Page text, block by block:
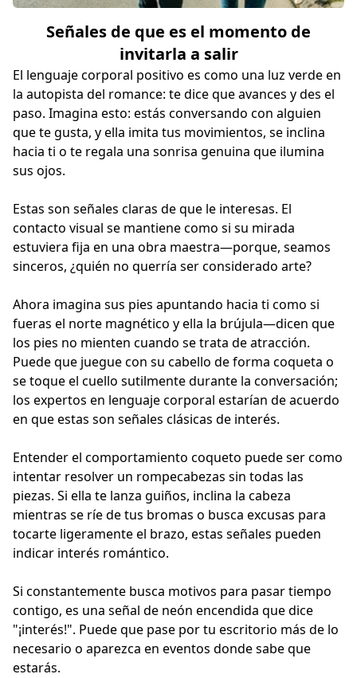
Señales de que es el momento de
invitarla a salir
El lenguaje corporal positivo es como una luz verde en
la autopista del romance: te dice que avances y des el
paso. Imagina esto: estás conversando con alguien
que te gusta, y ella imita tus movimientos, se inclina
hacia ti o te regala una sonrisa genuina que ilumina
sus ojos.
Estas son señales claras de que le interesas. El
contacto visual se mantiene como si su mirada
estuviera fija en una obra maestra—porque, seamos
sinceros, ¿quién no querría ser considerado arte?
Ahora imagina sus pies apuntando hacia ti como si
fueras el norte magnético y ella la brújula—dicen que
los pies no mienten cuando se trata de atracción.
Puede que juegue con su cabello de forma coqueta o
se toque el cuello sutilmente durante la conversación;
los expertos en lenguaje corporal estarían de acuerdo
en que estas son señales clásicas de interés.
Entender el comportamiento coqueto puede ser como
intentar resolver un rompecabezas sin todas las
piezas. Si ella te lanza guiños, inclina la cabeza
mientras se ríe de tus bromas o busca excusas para
tocarte ligeramente el brazo, estas señales pueden
indicar interés romántico.
Si constantemente busca motivos para pasar tiempo
contigo, es una señal de neón encendida que dice
"¡interés!". Puede que pase por tu escritorio más de lo
necesario o aparezca en eventos donde sabe que
estarás.